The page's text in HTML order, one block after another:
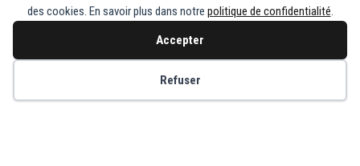
des cookies. En savoir plus dans notre politique de confidentialité.
Accepter
Refuser
Vous devezvous connecter pour publier un commentaire.
Copyright © Recette de Grand-Mère